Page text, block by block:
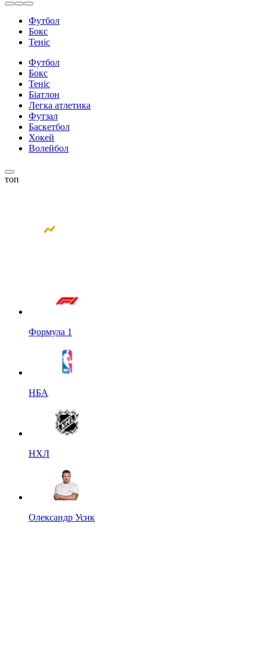
Футбол
Бокс
Теніс
Футбол
Бокс
Теніс
Біатлон
Легка атлетика
Футзал
Баскетбол
Хокей
Волейбол
топ
Формула 1
НБА
НХЛ
Олександр Усик